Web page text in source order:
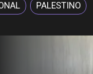
PALESTINO